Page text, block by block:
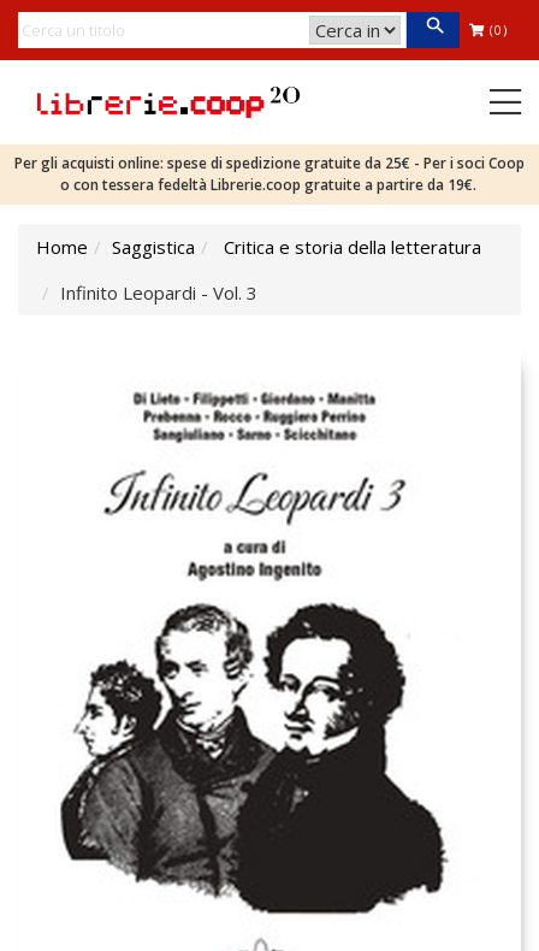
(0)
Per gli acquisti online: spese di spedizione gratuite da 25€ - Per i soci Coop
o con tessera fedeltà Librerie.coop gratuite a partire da 19€.
Home Saggistica
Critica e storia della letteratura
Infinito Leopardi - Vol. 3